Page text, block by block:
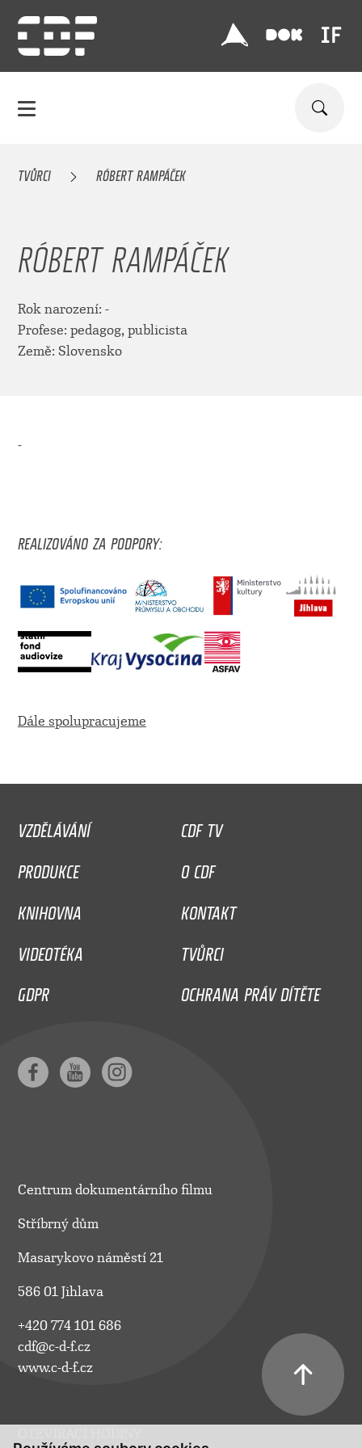
TVŮRCI RÓBERT RAMPÁČEK
RÓBERT RAMPÁČEK
Rok narození: -
Profese: pedagog, publicista
Země: Slovensko
-
REALIZOVÁNO ZA PODPORY:
Dále spolupracujeme
VZDĚLÁVÁNÍ
CDF TV
PRODUKCE
O CDF
KNIHOVNA
KONTAKT
VIDEOTÉKA
TVŮRCI
GDPR
OCHRANA PRÁV DÍTĚTE
Centrum dokumentárního filmu
Stříbrný dům
Masarykovo náměstí 21
586 01 Jihlava
+420 774 101 686
cdf@c-d-f.cz
www.c-d-f.cz